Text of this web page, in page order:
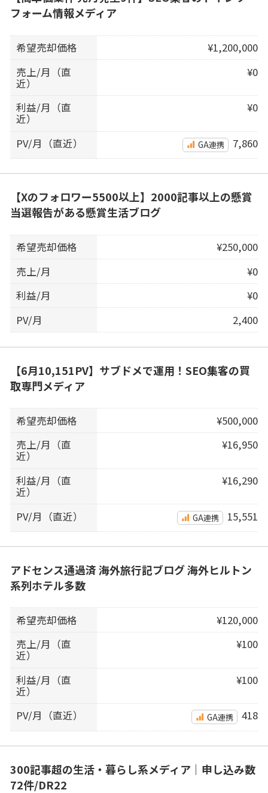
フォーム情報メディア
希望売却価格
¥1,200,000
売上/月（直
近）
¥0
利益/月（直
近）
¥0
PV/月（直近） GA連携 7,860
【Xのフォロワー5500以上】2000記事以上の懸賞
当選報告がある懸賞生活ブログ
希望売却価格
¥250,000
売上/月
¥0
利益/月
¥0
PV/月
2,400
【6月10,151PV】サブドメで運用！SEO集客の買
取専門メディア
希望売却価格
¥500,000
売上/月（直
近）
¥16,950
利益/月（直
近）
¥16,290
PV/月（直近） GA連携 15,551
アドセンス通過済 海外旅行記ブログ 海外ヒルトン
系列ホテル多数
希望売却価格
¥120,000
売上/月（直
近）
¥100
利益/月（直
近）
¥100
PV/月（直近） GA連携 418
300記事超の生活・暮らし系メディア｜申し込み数
72件/DR22